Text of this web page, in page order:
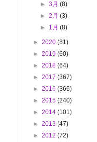
►3月(8)
►2月(3)
► 1月(8)
► 2020 (81)
► 2019 (60)
► 2018 (64)
► 2017 (367)
► 2016 (366)
► 2015 (240)
► 2014 (101)
► 2013 (47)
► 2012 (72)